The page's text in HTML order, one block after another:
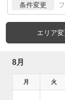
条件変更
エリア変
8月
月 火